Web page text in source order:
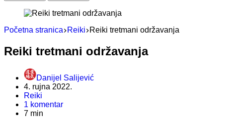
Početna stranica Reiki Reiki tretmani održavanja
Reiki tretmani održavanja
Danijel Salijević
4. rujna 2022.
Reiki
1 komentar
7 min